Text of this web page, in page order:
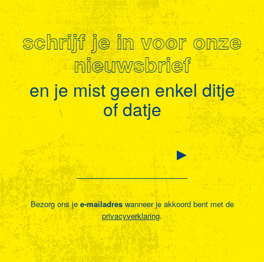
schrijf je in voor onze
nieuwsbrief
en je mist geen enkel ditje
of datje
Bezorg ons je e-mailadreswanneer je akkoord bent met de
privacyverklaring.